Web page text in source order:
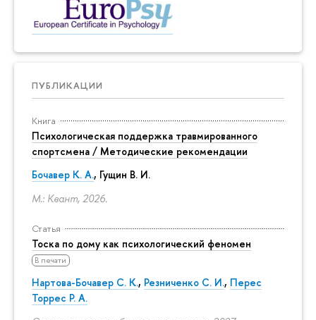
ПУБЛИКАЦИИ
Книга
Психологическая поддержка травмированного
спортсмена / Методические рекомендации
Бочавер К. А., Гущин В. И.
М.: Квант, 2026.
Статья
Тоска по дому как психологический феномен
В печати
Нартова-Бочавер С. К., Резниченко С. И., Перес
Торрес Р. А.